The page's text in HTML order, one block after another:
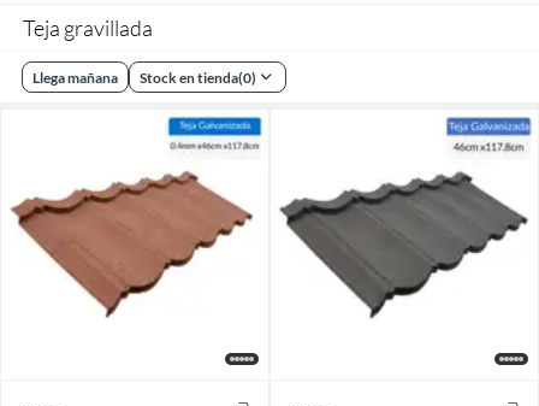
Teja gravillada
Llega mañana Stock en tienda(0)